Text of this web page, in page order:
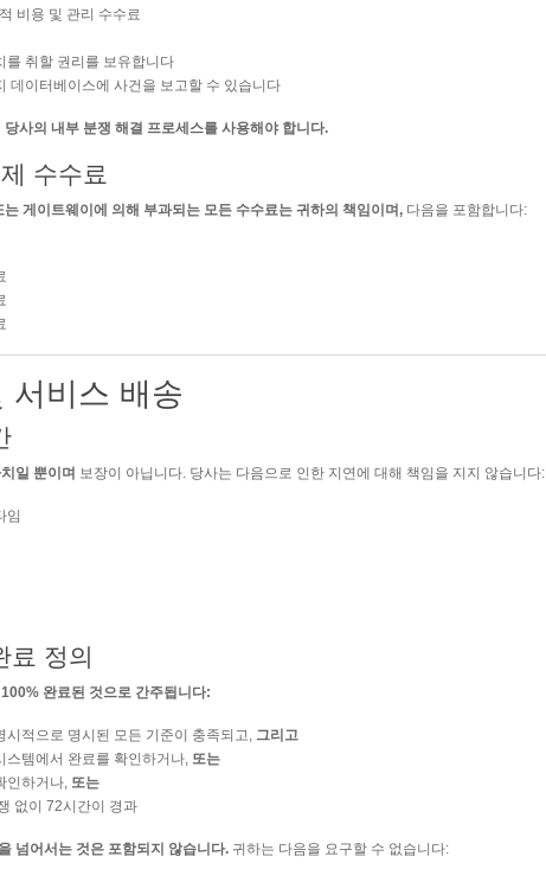
비용 및 관리 수수료
를 취할 권리를 보유합니다
데이터베이스에 사건을 보고할 수 있습니다
사의 내부 분쟁 해결 프로세스를 사용해야 합니다.
수수료
는 게이트웨이에 의해 부과되는 모든 수수료는 귀하의 책임이며, 다음을 포함합니다:
서비스 배송
일 뿐이며 보장이 아닙니다. 당사는 다음으로 인한 지연에 대해 책임을 지지 않습니다:
임
료 정의
완료된 것으로 간주됩니다:
시적으로 명시된 모든 기준이 충족되고, 그리고
스템에서 완료를 확인하거나, 또는
인하거나, 또는
없이 72시간이 경과
넘어서는 것은 포함되지 않습니다. 귀하는 다음을 요구할 수 없습니다: